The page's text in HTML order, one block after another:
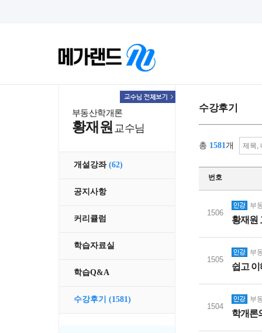
부동산학개론
황재원 교수님
개설강좌 (62)
공지사항
커리큘럼
학습자료실
학습Q&A
수강후기 (1581)
수강후기
총 1581개
번호
1506
부
황재원
1505
부
쉽고
1504
부
학개론